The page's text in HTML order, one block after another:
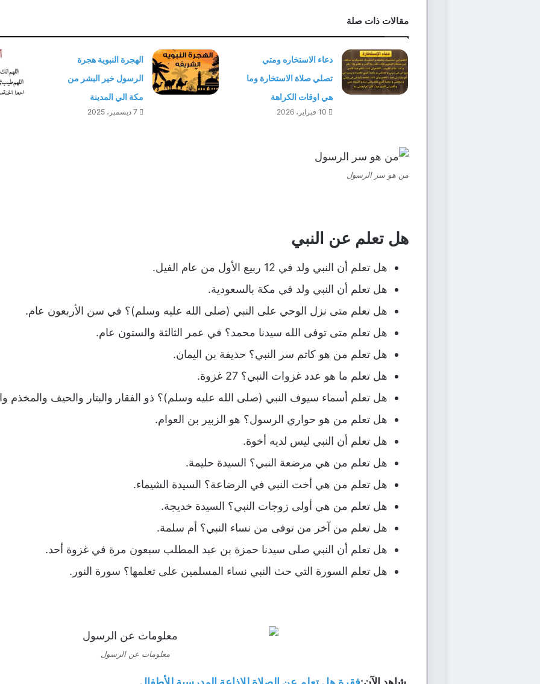
مقالات ذات صلة
دعاء الاستخاره ومتي
تصلي صلاة الاستخارة وما
هي اوقات الكراهة
10 فبراير، 2026
الهجرة النبوية هجرة
الرسول خير البشر من
مكة الي المدينة
7 ديسمبر، 2025
من هو سر الرسول
هل تعلم عن النبي
هل تعلم أن النبي ولد في 12 ربيع الأول من عام الفيل.
هل تعلم أن النبي ولد في مكة بالسعودية.
هل تعلم متى نزل الوحي على النبي (صلى الله عليه وسلم)؟ في سن الأربعون عام.
هل تعلم متى توفى الله سيدنا محمد؟ في عمر الثالثة والستون عام.
هل تعلم من هو كاتم سر النبي؟ حذيفة بن اليمان.
هل تعلم ما هو عدد غزوات النبي؟ 27 غزوة.
هل تعلم أسماء سيوف النبي (صلى الله عليه وسلم)؟ ذو الفقار والبتار والحيف والمخذم
هل تعلم من هو حواري الرسول؟ هو الزبير بن العوام.
هل تعلم أن النبي ليس لديه أخوة.
هل تعلم من هي مرضعة النبي؟ السيدة حليمة.
هل تعلم من هي أخت النبي في الرضاعة؟ السيدة الشيماء.
هل تعلم من هي أولى زوجات النبي؟ السيدة خديجة.
هل تعلم من آخر من توفى من نساء النبي؟ أم سلمة.
هل تعلم أن النبي صلى سيدنا حمزة بن عبد المطلب سبعون مرة في غزوة أحد.
هل تعلم السورة التي حث النبي نساء المسلمين على تعلمها؟ سورة النور.
معلومات عن الرسول